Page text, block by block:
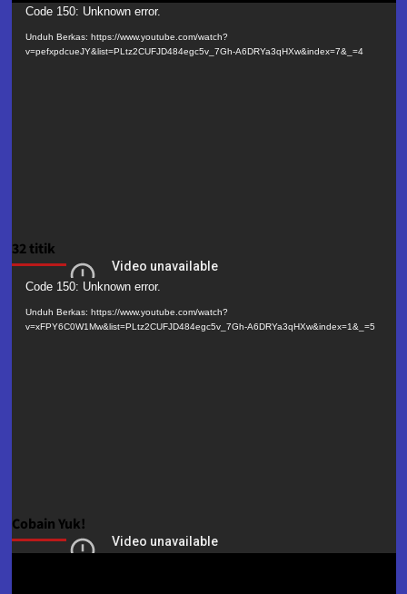
Pemutar
Video
Code 150: Unknown error.
Unduh Berkas: https://www.youtube.com/watch?
v=pefxpdcueJY&list=PLtz2CUFJD484egc5v_7Gh-A6DRYa3qHXw&index=7&_=4
32 titik
Pemutar
Video
Code 150: Unknown error.
Unduh Berkas: https://www.youtube.com/watch?
v=xFPY6C0W1Mw&list=PLtz2CUFJD484egc5v_7Gh-A6DRYa3qHXw&index=1&_=5
Cobain Yuk!